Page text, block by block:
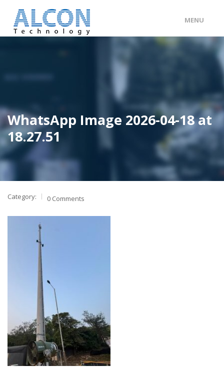
MENU
ENG / 中文
產品及服務
工程個案
聯絡我們
WhatsApp Image 2026-04-18 at
18.27.51
Category: 0 Comments